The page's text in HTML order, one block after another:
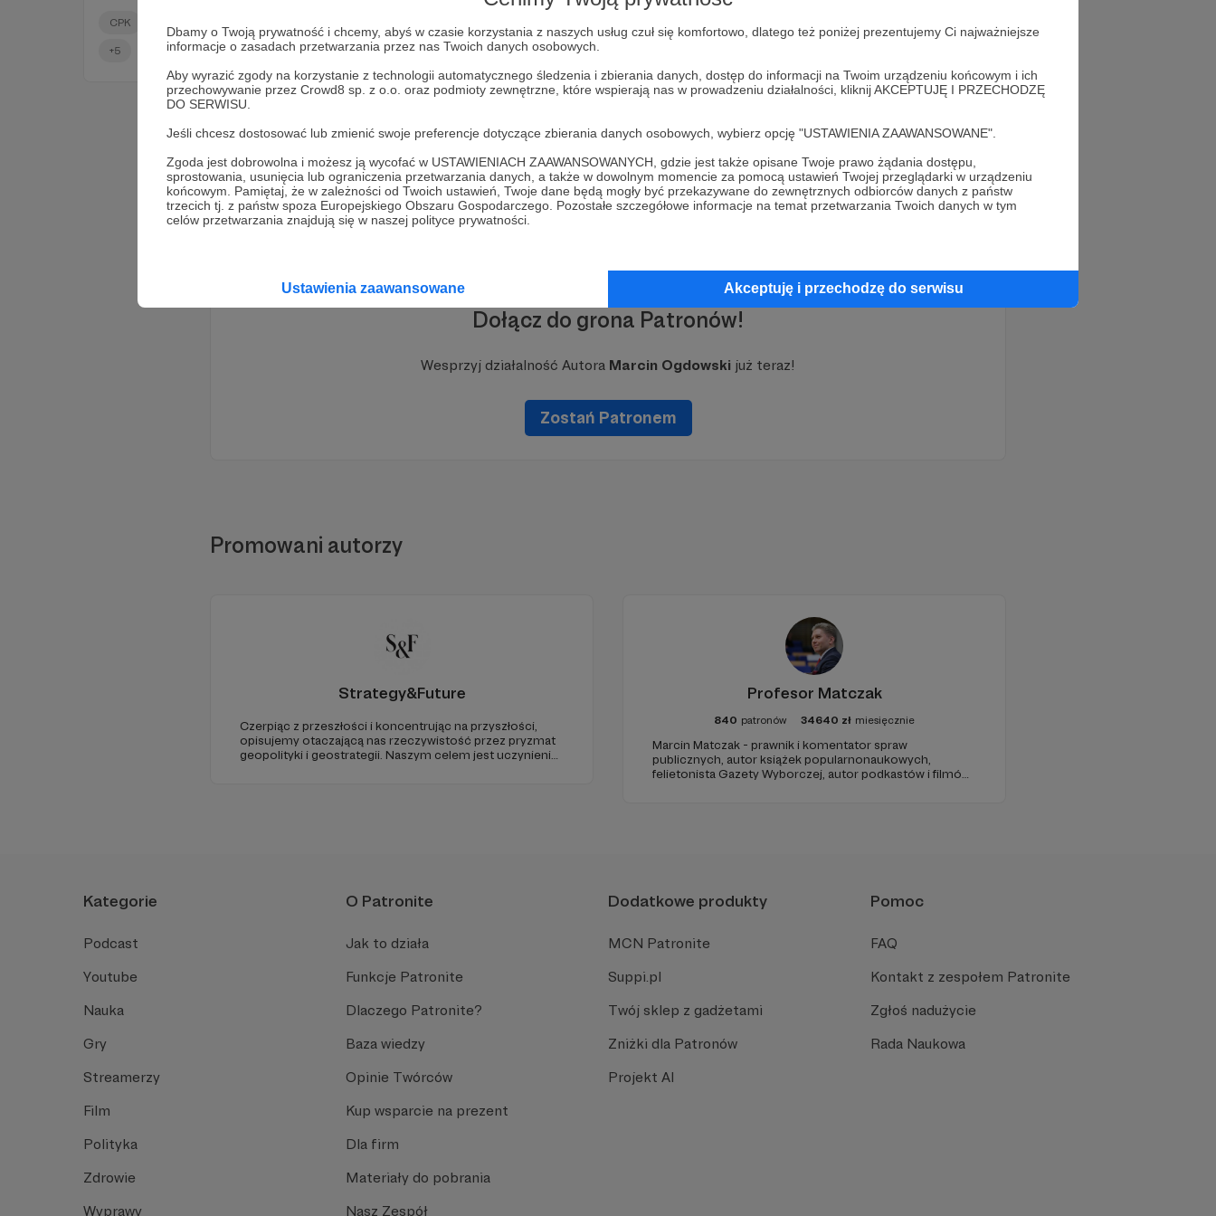
Dbamy o Twoją prywatność i chcemy, abyś w czasie korzystania z naszych usług czuł się komfortowo, dlatego też poniżej prezentujemy Ci najważniejsze
informacje o zasadach przetwarzania przez nas Twoich danych osobowych.
Aby wyrazić zgody na korzystanie z technologii automatycznego śledzenia i zbierania danych, dostęp do informacji na Twoim urządzeniu końcowym i ich
przechowywanie przez Crowd8 sp. z o.o. oraz podmioty zewnętrzne, które wspierają nas w prowadzeniu działalności, kliknij AKCEPTUJĘ I PRZECHODZĘ
DO SERWISU.
Jeśli chcesz dostosować lub zmienić swoje preferencje dotyczące zbierania danych osobowych, wybierz opcję "USTAWIENIA ZAAWANSOWANE".
Zgoda jest dobrowolna i możesz ją wycofać w USTAWIENIACH ZAAWANSOWANYCH, gdzie jest także opisane Twoje prawo żądania dostępu,
sprostowania, usunięcia lub ograniczenia przetwarzania danych, a także w dowolnym momencie za pomocą ustawień Twojej przeglądarki w urządzeniu
końcowym. Pamiętaj, że w zależności od Twoich ustawień, Twoje dane będą mogły być przekazywane do zewnętrznych odbiorców danych z państw
trzecich tj. z państw spoza Europejskiego Obszaru Gospodarczego. Pozostałe szczegółowe informacje na temat przetwarzania Twoich danych w tym
celów przetwarzania znajdują się w naszej polityce prywatności.
Ustawienia zaawansowane Akceptuję i przechodzę do serwisu
CPK
+5 +2
Dołącz do grona Patronów!
Wesprzyj działalność Autora Marcin Ogdowski już teraz!
Zostań Patronem
Promowani autorzy
Strategy&Future
Czerpiąc z przeszłości i koncentrując na przyszłości,
opisujemy otaczającą nas rzeczywistość przez pryzmat
geopolityki i geostrategii. Naszym celem jest uczynienie
Profesor Matczak
840 patronów 34640 zł miesięcznie
Marcin Matczak - prawnik i komentator spraw
publicznych, autor książek popularnonaukowych,
felietonista Gazety Wyborczej, autor podkastów i filmów
Kategorie
Podcast
Youtube
Nauka
Gry
Streamerzy
Film
Polityka
Zdrowie
Wyprawy
O Patronite
Jak to działa
Funkcje Patronite
Dlaczego Patronite?
Baza wiedzy
Opinie Twórców
Kup wsparcie na prezent
Dla firm
Materiały do pobrania
Nasz Zespół
Dodatkowe produkty
MCN Patronite
Suppi.pl
Twój sklep z gadżetami
Zniżki dla Patronów
Projekt AI
Pomoc
FAQ
Kontakt z zespołem Patronite
Zgłoś nadużycie
Rada Naukowa